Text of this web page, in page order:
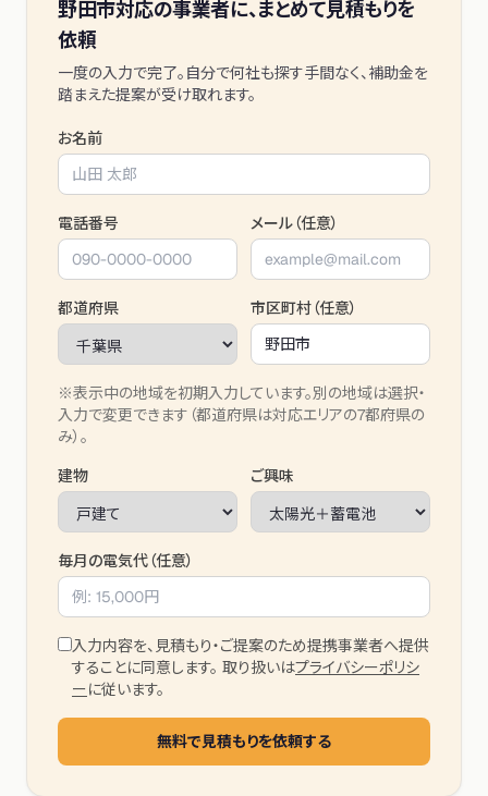
野田市対応の事業者に、まとめて見積もりを
依頼
一度の入力で完了。自分で何社も探す手間なく、補助金を
踏まえた提案が受け取れます。
お名前
電話番号 メール（任意）
都道府県 市区町村（任意）
※表示中の地域を初期入力しています。別の地域は選択・
入力で変更できます（都道府県は対応エリアの7都府県の
み）。
建物
ご興味
毎月の電気代（任意）
入力内容を、見積もり・ご提案のため提携事業者へ提供
することに同意します。 取り扱いはプライバシーポリシ
ーに従います。
無料で見積もりを依頼する